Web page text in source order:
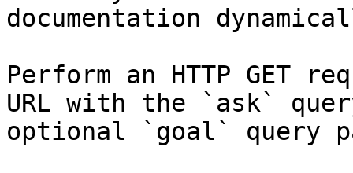
documentation
Perform an HTTP GET
URL with the `ask`
optional `goal` query